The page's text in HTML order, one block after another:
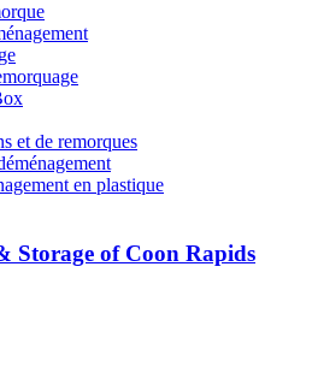
et de remorques
en plastique
Storage of Coon Rapids